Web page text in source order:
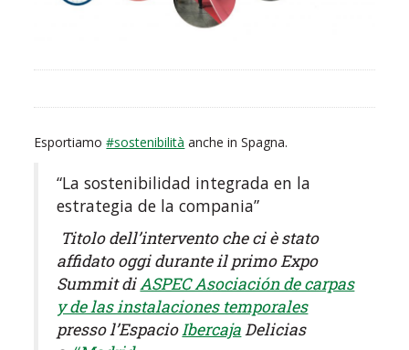
Esportiamo#sostenibilità anche in Spagna.
“La sostenibilidad integrada en la
estrategia de la compania”
Titolo dell’intervento che ci è stato
affidato oggi durante il primo Expo
Summit diASPEC Asociación de carpas
y de las instalaciones temporales
presso l’EspacioIbercajaDelicias